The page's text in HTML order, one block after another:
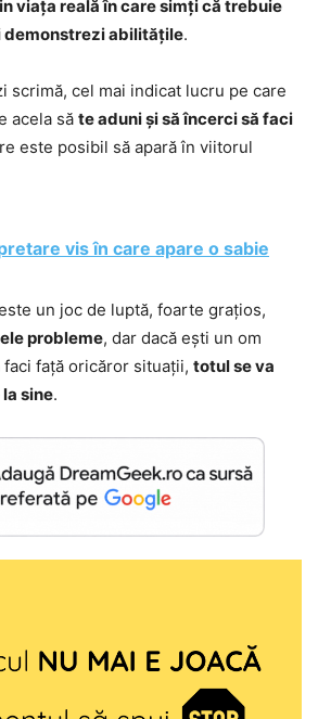
viața reală în care simți că trebuie
demonstrezi abilitățile.
scrimă, cel mai indicat lucru pe care
acela să te aduni și să încerci să faci
este posibil să apară în viitorul
vis în care apare o sabie
un joc de luptă, foarte grațios,
probleme, dar dacă ești un om
față oricăror situații, totul se va
sine.